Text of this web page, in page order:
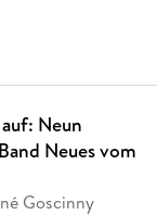
Neun
Neues vom
Goscinny